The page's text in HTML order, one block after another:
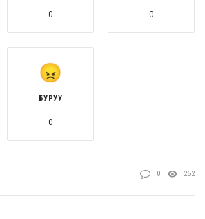
0 0
БУРУУ
0
0 262